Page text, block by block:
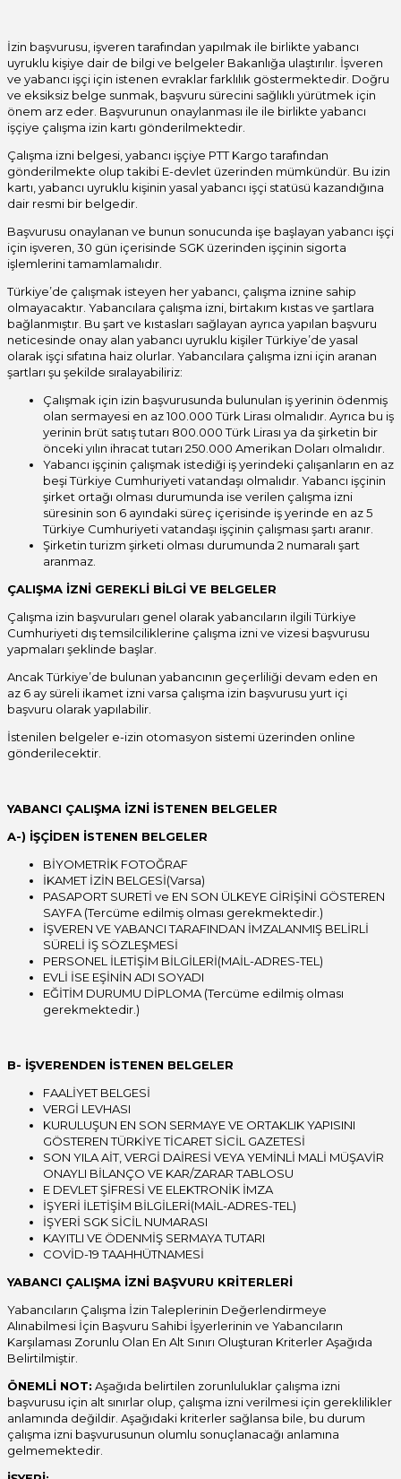
İzin başvurusu, işveren tarafından yapılmak ile birlikte yabancı
uyruklu kişiye dair de bilgi ve belgeler Bakanlığa ulaştırılır. İşveren
ve yabancı işçi için istenen evraklar farklılık göstermektedir. Doğru
ve eksiksiz belge sunmak, başvuru sürecini sağlıklı yürütmek için
önem arz eder. Başvurunun onaylanması ile ile birlikte yabancı
işçiye çalışma izin kartı gönderilmektedir.
Çalışma izni belgesi, yabancı işçiye PTT Kargo tarafından
gönderilmekte olup takibi E-devlet üzerinden mümkündür. Bu izin
kartı, yabancı uyruklu kişinin yasal yabancı işçi statüsü kazandığına
dair resmi bir belgedir.
Başvurusu onaylanan ve bunun sonucunda işe başlayan yabancı işçi
için işveren, 30 gün içerisinde SGK üzerinden işçinin sigorta
işlemlerini tamamlamalıdır.
Türkiye’de çalışmak isteyen her yabancı, çalışma iznine sahip
olmayacaktır. Yabancılara çalışma izni, birtakım kıstas ve şartlara
bağlanmıştır. Bu şart ve kıstasları sağlayan ayrıca yapılan başvuru
neticesinde onay alan yabancı uyruklu kişiler Türkiye’de yasal
olarak işçi sıfatına haiz olurlar. Yabancılara çalışma izni için aranan
şartları şu şekilde sıralayabiliriz:
Çalışmak için izin başvurusunda bulunulan iş yerinin ödenmiş
olan sermayesi en az 100.000 Türk Lirası olmalıdır. Ayrıca bu iş
yerinin brüt satış tutarı 800.000 Türk Lirası ya da şirketin bir
önceki yılın ihracat tutarı 250.000 Amerikan Doları olmalıdır.
Yabancı işçinin çalışmak istediği iş yerindeki çalışanların en az
beşi Türkiye Cumhuriyeti vatandaşı olmalıdır. Yabancı işçinin
şirket ortağı olması durumunda ise verilen çalışma izni
süresinin son 6 ayındaki süreç içerisinde iş yerinde en az 5
Türkiye Cumhuriyeti vatandaşı işçinin çalışması şartı aranır.
Şirketin turizm şirketi olması durumunda 2 numaralı şart
aranmaz.
ÇALIŞMA İZNİ GEREKLİ BİLGİ VE BELGELER
Çalışma izin başvuruları genel olarak yabancıların ilgili Türkiye
Cumhuriyeti dış temsilciliklerine çalışma izni ve vizesi başvurusu
yapmaları şeklinde başlar.
Ancak Türkiye’de bulunan yabancının geçerliliği devam eden en
az 6 ay süreli ikamet izni varsa çalışma izin başvurusu yurt içi
başvuru olarak yapılabilir.
İstenilen belgeler e-izin otomasyon sistemi üzerinden online
gönderilecektir.
YABANCI ÇALIŞMA İZNİ İSTENEN BELGELER
A-) İŞÇİDEN İSTENEN BELGELER
BİYOMETRİK FOTOĞRAF
İKAMET İZİN BELGESİ(Varsa)
PASAPORT SURETİ ve EN SON ÜLKEYE GİRİŞİNİ GÖSTEREN
SAYFA (Tercüme edilmiş olması gerekmektedir.)
İŞVEREN VE YABANCI TARAFINDAN İMZALANMIŞ BELİRLİ
SÜRELİ İŞ SÖZLEŞMESİ
PERSONEL İLETİŞİM BİLGİLERİ(MAİL-ADRES-TEL)
EVLİ İSE EŞİNİN ADI SOYADI
EĞİTİM DURUMU DİPLOMA (Tercüme edilmiş olması
gerekmektedir.)
B- İŞVERENDEN İSTENEN BELGELER
FAALİYET BELGESİ
VERGİ LEVHASI
KURULUŞUN EN SON SERMAYE VE ORTAKLIK YAPISINI
GÖSTEREN TÜRKİYE TİCARET SİCİL GAZETESİ
SON YILA AİT, VERGİ DAİRESİ VEYA YEMİNLİ MALİ MÜŞAVİR
ONAYLI BİLANÇO VE KAR/ZARAR TABLOSU
E DEVLET ŞİFRESİ VE ELEKTRONİK İMZA
İŞYERİ İLETİŞİM BİLGİLERİ(MAİL-ADRES-TEL)
İŞYERİ SGK SİCİL NUMARASI
KAYITLI VE ÖDENMİŞ SERMAYA TUTARI
COVİD-19 TAAHHÜTNAMESİ
YABANCI ÇALIŞMA İZNİ BAŞVURU KRİTERLERİ
Yabancıların Çalışma İzin Taleplerinin Değerlendirmeye
Alınabilmesi İçin Başvuru Sahibi İşyerlerinin ve Yabancıların
Karşılaması Zorunlu Olan En Alt Sınırı Oluşturan Kriterler Aşağıda
Belirtilmiştir.
ÖNEMLİ NOT: Aşağıda belirtilen zorunluluklar çalışma izni
başvurusu için alt sınırlar olup, çalışma izni verilmesi için gereklilikler
anlamında değildir. Aşağıdaki kriterler sağlansa bile, bu durum
çalışma izni başvurusunun olumlu sonuçlanacağı anlamına
gelmemektedir.